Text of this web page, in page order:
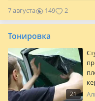
7 августа 149 2
Тонировка
21